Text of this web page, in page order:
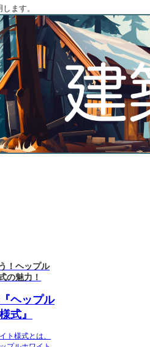
ます。
！ヘップル
の魅力！
ヘップル
式』
ト様式とは、